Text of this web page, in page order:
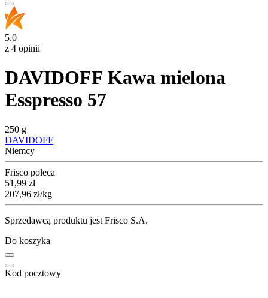
5.0
z 4 opinii
DAVIDOFF Kawa mielona
Esspresso 57
250 g
DAVIDOFF
Niemcy
Frisco poleca
Cena
51,99 zł
207,96 zł/kg
Sprzedawcą produktu jest Frisco S.A.
Do koszyka
Kod pocztowy